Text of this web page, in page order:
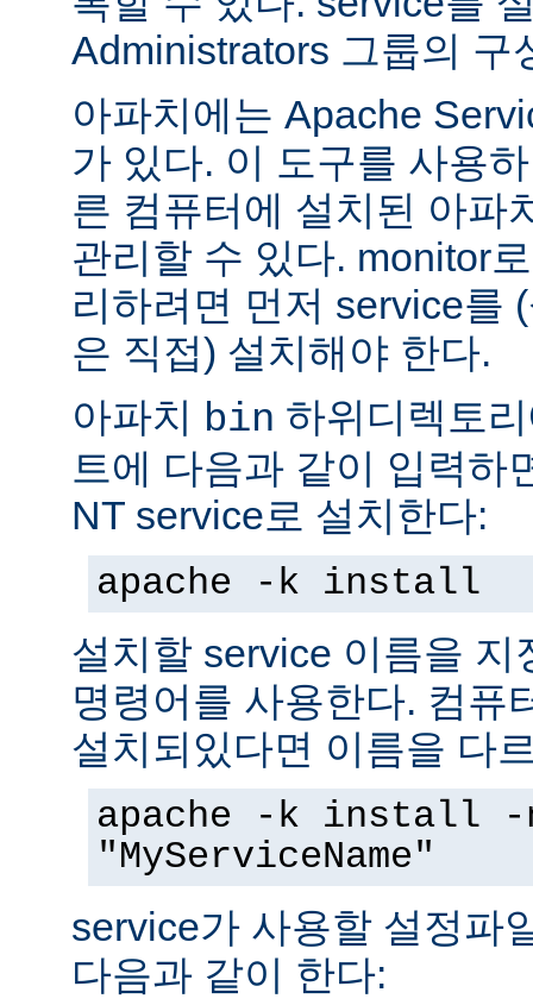
Administrators 그룹의 구
아파치에는 Apache
가 있다. 이 도구를 사용
른 컴퓨터에 설치된 아파
관리할 수 있다. monitor
리하려면 먼저 service를
은 직접) 설치해야 한다.
아파치 bin 하위디렉토
트에 다음과 같이 입력하
NT service로 설치한다:
apache -k install
설치할 service 이름을 지
명령어를 사용한다. 컴퓨
설치되있다면 이름을 다
apache -k install -
"MyServiceName"
service가 사용할 설정파
다음과 같이 한다: